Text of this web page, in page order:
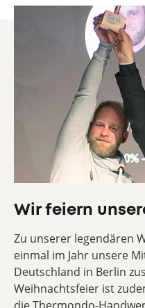
Wir feiern
Zu unserer legendären
einmal im Jahr unsere
Deutschland in Berlin
Weihnachtsfeier ist